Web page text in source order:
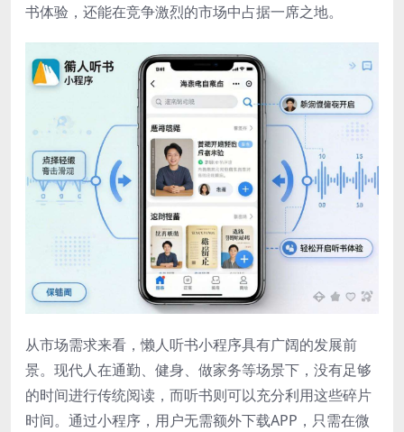
书体验，还能在竞争激烈的市场中占据一席之地。
从市场需求来看，懒人听书小程序具有广阔的发展前
景。现代人在通勤、健身、做家务等场景下，没有足够
的时间进行传统阅读，而听书则可以充分利用这些碎片
时间。通过小程序，用户无需额外下载APP，只需在微